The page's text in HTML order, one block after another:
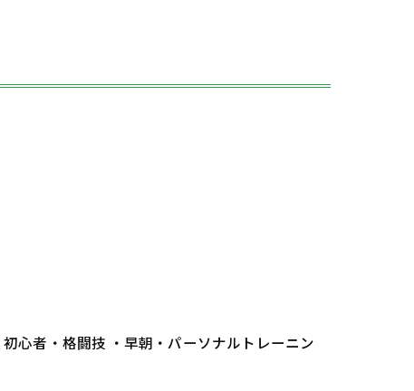
心者・格闘技 ・早朝・パーソナルトレーニン